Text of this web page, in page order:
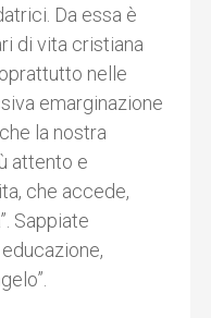
Da essa è
di vita cristiana
nelle
emarginazione
la nostra
attento e
che accede,
Sappiate